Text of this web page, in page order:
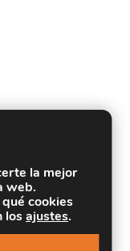
la mejor
web.
cookies
losajustes.